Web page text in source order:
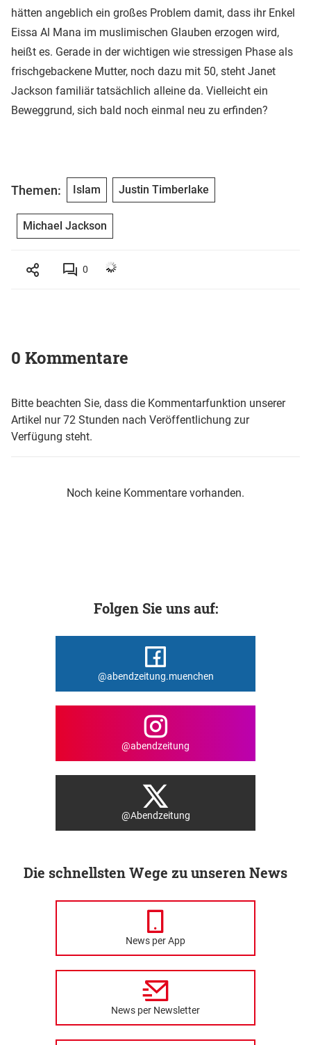
hätten angeblich ein großes Problem damit, dass ihr Enkel
Eissa Al Mana im muslimischen Glauben erzogen wird,
heißt es. Gerade in der wichtigen wie stressigen Phase als
frischgebackene Mutter, noch dazu mit 50, steht Janet
Jackson familiär tatsächlich alleine da. Vielleicht ein
Beweggrund, sich bald noch einmal neu zu erfinden?
Themen: Islam Justin Timberlake
Michael Jackson
0
0 Kommentare
Bitte beachten Sie, dass die Kommentarfunktion unserer
Artikel nur 72 Stunden nach Veröffentlichung zur
Verfügung steht.
Noch keine Kommentare vorhanden.
Folgen Sie uns auf:
@abendzeitung.muenchen
@abendzeitung
@Abendzeitung
Die schnellsten Wege zu unseren News
News per App
News per Newsletter